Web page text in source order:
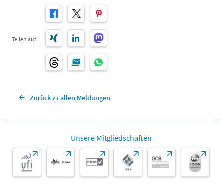
Teilen auf:
Zurück zu allen Meldungen
Unsere Mitgliedschaften